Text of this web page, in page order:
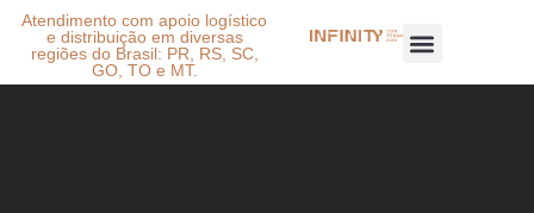
Atendimento com apoio logístico
e distribuição em diversas
regiões do Brasil: PR, RS, SC,
GO, TO e MT.